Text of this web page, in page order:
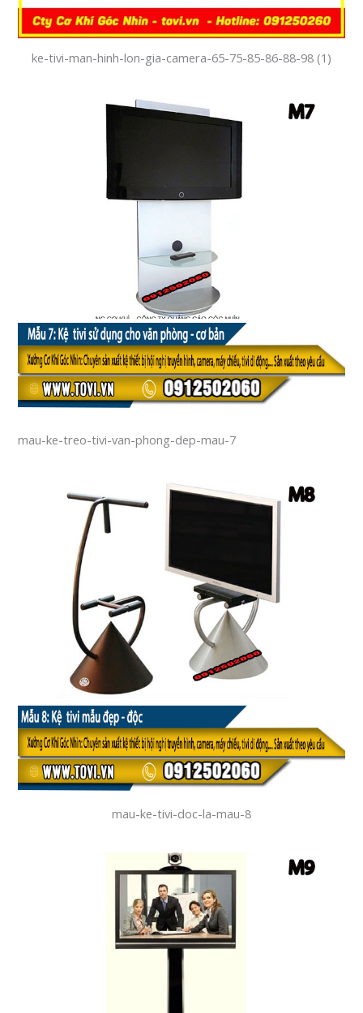
ke-tivi-man-hinh-lon-gia-camera-65-75-85-86-88-98 (1)
mau-ke-treo-tivi-van-phong-dep-mau-7
mau-ke-tivi-doc-la-mau-8